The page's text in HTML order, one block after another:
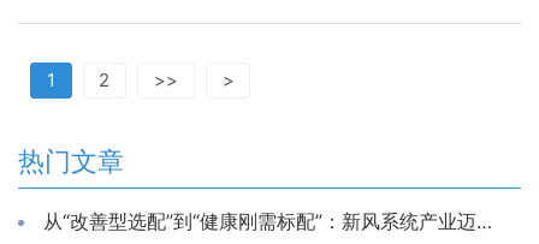
1 2 >> >
热门文章
从“改善型选配”到“健康刚需标配”：新风系统产业迈入智能化、节能化高质量发展新纪元